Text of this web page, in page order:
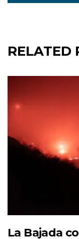
RELATED
La Bajada